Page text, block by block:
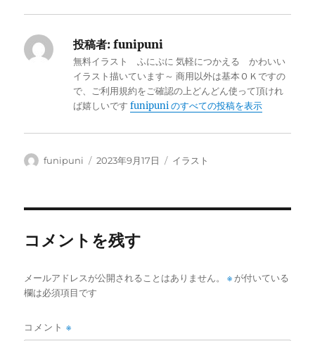
投稿者: funipuni
無料イラスト ふにぷに 気軽につかえる かわいい
イラスト描いています～ 商用以外は基本ＯＫですの
で、ご利用規約をご確認の上どんどん使って頂けれ
ば嬉しいですfunipuni のすべての投稿を表示
投
funipuni
投
2023年9月17日
カ
イラスト
コメントを残す
メールアドレスが公開されることはありません。 ※ が付いている
欄は必須項目です
コメント※